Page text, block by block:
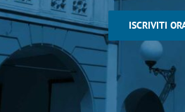
ISCRIVITI